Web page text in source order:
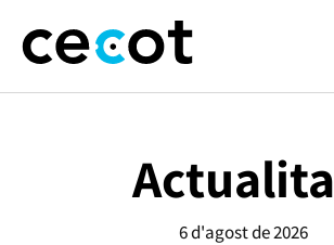
6 d'agost de 2026